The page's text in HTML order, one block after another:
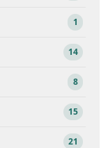
1
14
8
15
21